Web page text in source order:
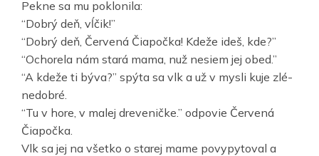
Pekne sa mu poklonila:
“Dobrý deň, vĺčik!”
“Dobrý deň, Červená Čiapočka! Kdeže ideš, kde?”
“Ochorela nám stará mama, nuž nesiem jej obed.”
“A kdeže ti býva?” spýta sa vlk a už v mysli kuje zlé-
nedobré.
“Tu v hore, v malej dreveničke.” odpovie Červená
Čiapočka.
Vlk sa jej na všetko o starej mame povypytoval a